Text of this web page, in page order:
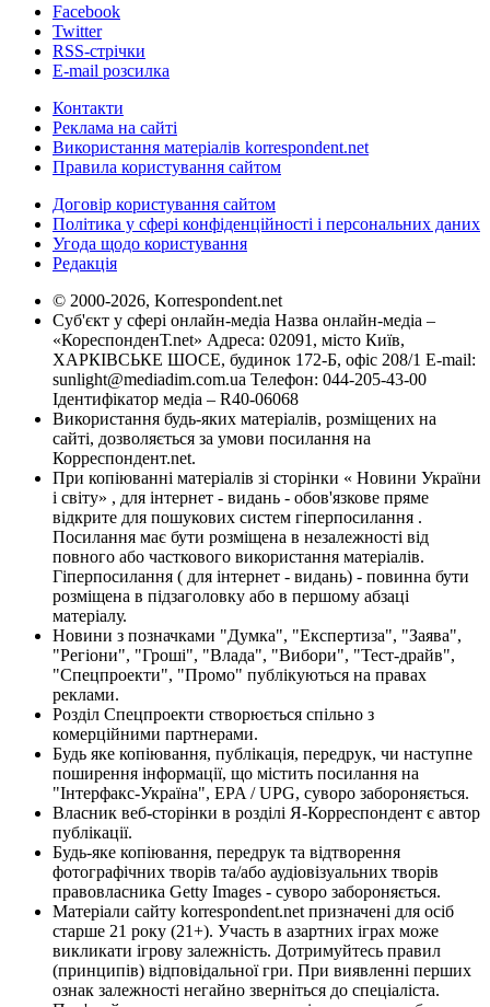
Facebook
Twitter
RSS-стрічки
E-mail розсилка
Контакти
Реклама на сайті
Використання матеріалів korrespondent.net
Правила користування сайтом
Договір користування сайтом
Політика у сфері конфіденційності і персональних даних
Угода щодо користування
Редакція
© 2000-2026, Korrespondent.net
Суб'єкт у сфері онлайн-медіа Назва онлайн-медіа –
«КореспонденТ.net» Адреса: 02091, місто Київ,
ХАРКІВСЬКЕ ШОСЕ, будинок 172-Б, офіс 208/1 E-mail:
sunlight@mediadim.com.ua Телефон: 044-205-43-00
Ідентифікатор медіа – R40-06068
Використання будь-яких матеріалів, розміщених на
сайті, дозволяється за умови посилання на
Корреспондент.net.
При копіюванні матеріалів зі сторінки « Новини України
і світу» , для інтернет - видань - обов'язкове пряме
відкрите для пошукових систем гіперпосилання .
Посилання має бути розміщена в незалежності від
повного або часткового використання матеріалів.
Гіперпосилання ( для інтернет - видань) - повинна бути
розміщена в підзаголовку або в першому абзаці
матеріалу.
Новини з позначками "Думка", "Експертиза", "Заява",
"Регіони", "Гроші", "Влада", "Вибори", "Тест-драйв",
"Спецпроекти", "Промо" публікуються на правах
реклами.
Розділ Спецпроекти створюється спільно з
комерційними партнерами.
Будь яке копіювання, публікація, передрук, чи наступне
поширення інформації, що містить посилання на
"Інтерфакс-Україна", EPA / UPG, суворо забороняється.
Власник веб-сторінки в розділі Я-Корреспондент є автор
публікації.
Будь-яке копіювання, передрук та відтворення
фотографічних творів та/або аудіовізуальних творів
правовласника Getty Images - суворо забороняється.
Матеріали сайту korrespondent.net призначені для осіб
старше 21 року (21+). Участь в азартних іграх може
викликати ігрову залежність. Дотримуйтесь правил
(принципів) відповідальної гри. При виявленні перших
ознак залежності негайно зверніться до спеціаліста.